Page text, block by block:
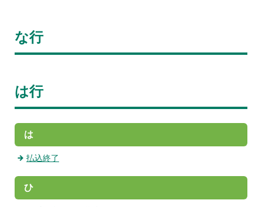
な行
は行
は
払込終了
ひ